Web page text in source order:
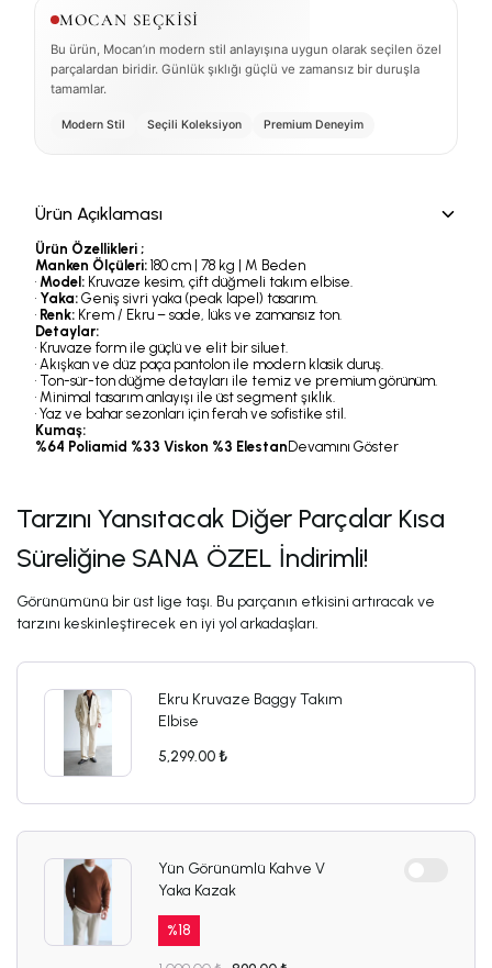
MOCAN SEÇKİSİ
Bu ürün, Mocan’ın modern stil anlayışına uygun olarak seçilen özel
parçalardan biridir. Günlük şıklığı güçlü ve zamansız bir duruşla
tamamlar.
Modern Stil Seçili Koleksiyon Premium Deneyim
Ürün Açıklaması
Ürün Özellikleri ;
Manken Ölçüleri: 180 cm | 78 kg | M Beden
• Model: Kruvaze kesim, çift düğmeli takım elbise.
• Yaka: Geniş sivri yaka (peak lapel) tasarım.
• Renk: Krem / Ekru – sade, lüks ve zamansız ton.
Detaylar:
• Kruvaze form ile güçlü ve elit bir siluet.
• Akışkan ve düz paça pantolon ile modern klasik duruş.
• Ton-sür-ton düğme detayları ile temiz ve premium görünüm.
• Minimal tasarım anlayışı ile üst segment şıklık.
• Yaz ve bahar sezonları için ferah ve sofistike stil.
Kumaş:
%64 Poliamid %33 Viskon %3 Elestan Devamını Göster
Tarzını Yansıtacak Diğer Parçalar Kısa
Süreliğine SANA ÖZEL İndirimli!
Görünümünü bir üst lige taşı. Bu parçanın etkisini artıracak ve
tarzını keskinleştirecek en iyi yol arkadaşları.
Ekru Kruvaze Baggy Takım
Elbise
5,299.00 ₺
Yün Görünümlü Kahve V
Yaka Kazak
%18